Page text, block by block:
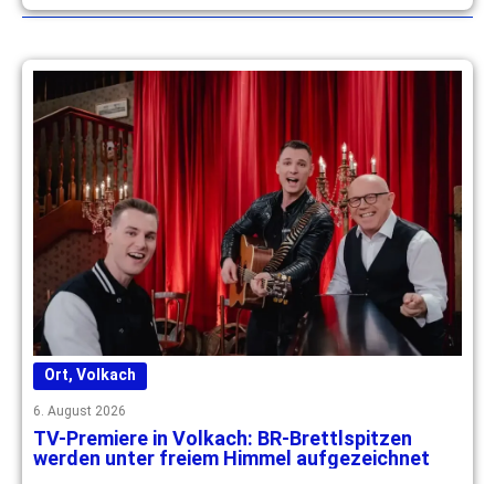
mehr
Ort, Volkach
6. August 2026
TV-Premiere in Volkach: BR-Brettlspitzen
werden unter freiem Himmel aufgezeichnet